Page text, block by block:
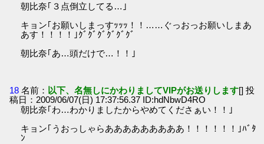
朝比奈｢３点倒立してる…｣
キョン｢お願いしまっすｯｯｯ！！……ぐっおっお願いしまあ
あす！！！！｣ｸﾞｸﾞｸﾞｸﾞｸﾞｸﾞ
朝比奈｢あ…頭だけで…！！｣
18 名前： 以下、名無しにかわりましてVIPがお送りします[] 投
稿日：2009/06/07(日) 17:37:56.37 ID:hdNbwD4RO
朝比奈｢わ…わかりましたからやめてくださぁい！！｣
キョン｢うおっしゃらあああああああああ！！！！！！｣ﾊﾞﾀ
ﾝ